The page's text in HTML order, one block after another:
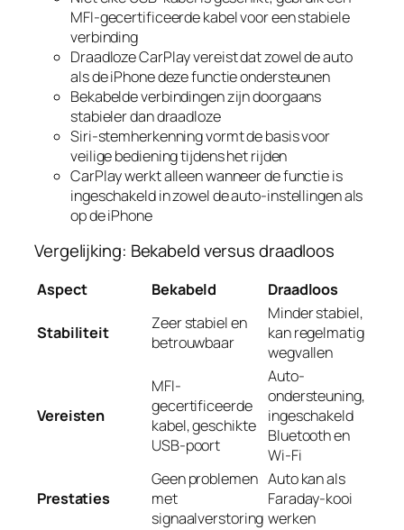
MFI-gecertificeerde kabel voor een stabiele
verbinding
Draadloze CarPlay vereist dat zowel de auto
als de iPhone deze functie ondersteunen
Bekabelde verbindingen zijn doorgaans
stabieler dan draadloze
Siri-stemherkenning vormt de basis voor
veilige bediening tijdens het rijden
CarPlay werkt alleen wanneer de functie is
ingeschakeld in zowel de auto-instellingen als
op de iPhone
Vergelijking: Bekabeld versus draadloos
Aspect Bekabeld Draadloos
Stabiliteit
Zeer stabiel en
betrouwbaar
Minder stabiel,
kan regelmatig
wegvallen
Vereisten
MFI-
gecertificeerde
kabel, geschikte
USB-poort
Auto-
ondersteuning,
ingeschakeld
Bluetooth en
Wi-Fi
Prestaties
Geen problemen
met
signaalverstoring
Auto kan als
Faraday-kooi
werken